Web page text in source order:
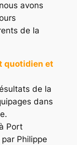
avons
de la
quotidien et
de la
dans
Port
Philippe